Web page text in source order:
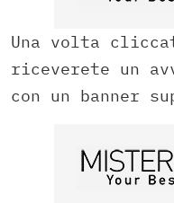
Una volta
riceverete un
con un banner